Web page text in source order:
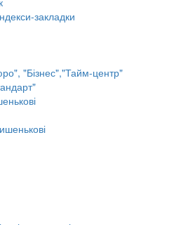
закладки
"Бізнес","Тайм-центр"